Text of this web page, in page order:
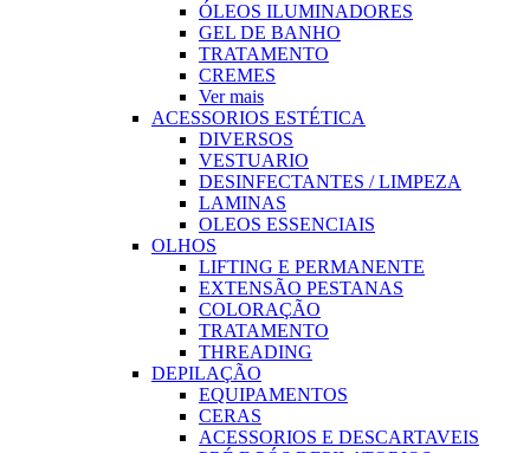
ÓLEOS ILUMINADORES
GEL DE BANHO
TRATAMENTO
CREMES
Ver mais
ACESSORIOS ESTÉTICA
DIVERSOS
VESTUARIO
DESINFECTANTES / LIMPEZA
LAMINAS
OLEOS ESSENCIAIS
OLHOS
LIFTING E PERMANENTE
EXTENSÃO PESTANAS
COLORAÇÃO
TRATAMENTO
THREADING
DEPILAÇÃO
EQUIPAMENTOS
CERAS
ACESSORIOS E DESCARTAVEIS